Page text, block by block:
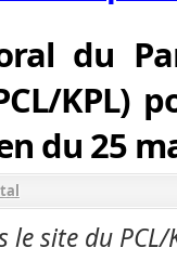
du
KPL)
du 25
site du PCL/